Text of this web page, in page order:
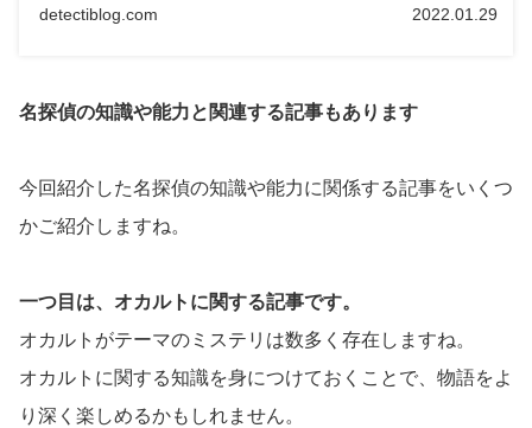
detectiblog.com 2022.01.29
名探偵の知識や能力と関連する記事もあります
今回紹介した名探偵の知識や能力に関係する記事をいくつ
かご紹介しますね。
一つ目は、オカルトに関する記事です。
オカルトがテーマのミステリは数多く存在しますね。
オカルトに関する知識を身につけておくことで、物語をよ
り深く楽しめるかもしれません。